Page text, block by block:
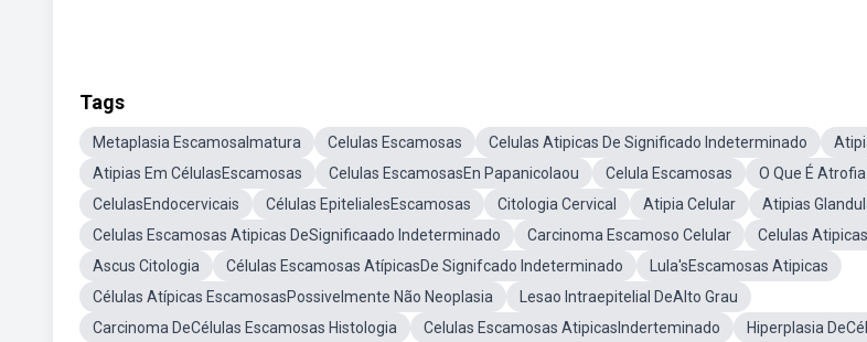
Tags
Metaplasia EscamosaImatura Celulas Escamosas Celulas Atipicas De Significado Indeterminado
Atipias Em CélulasEscamosas
Celulas EscamosasEn Papanicolaou Celula Escamosas
O Que É Atrofia
CelulasEndocervicais
Células EpitelialesEscamosas Citologia Cervical Atipia Celular
Atipias
Celulas Escamosas Atipicas DeSignificaado Indeterminado
Carcinoma Escamoso Celular
Celulas
Ascus Citologia
Células Escamosas AtípicasDe Signifcado Indeterminado
Lula'sEscamosas Atipicas
Células Atípicas EscamosasPossivelmente Não Neoplasia
Lesao Intraepitelial DeAlto Grau
Carcinoma DeCélulas Escamosas Histologia
Celulas Escamosas AtipicasInderteminado
Hiperplasia